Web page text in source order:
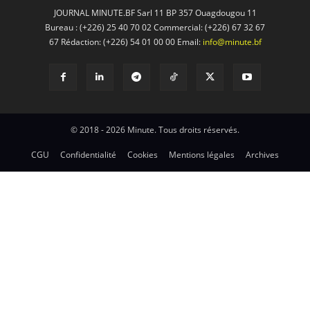
JOURNAL MINUTE.BF Sarl 11 BP 357 Ouagdougou 11
Bureau : (+226) 25 40 70 02 Commercial: (+226) 67 32 67
67 Rédaction: (+226) 54 01 00 00 Email: info@minute.bf
© 2018 - 2026 Minute. Tous droits réservés.
CGU Confidentialité Cookies Mentions légales Archives